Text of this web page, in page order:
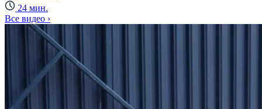
24 мин.
Все видео ›